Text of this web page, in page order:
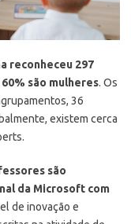
reconheceu 297
são mulheres. Os
36
existem cerca
são
da Microsoft com
de inovação e